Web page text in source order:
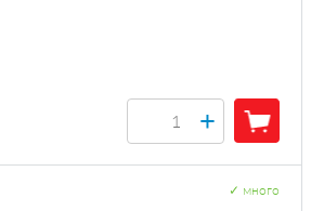
+
много